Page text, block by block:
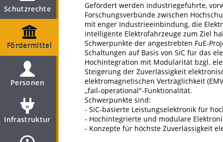
Schutzrechte
Fördermittel
Personen
Infrastruktur
Gefördert werden industriegeführte,
Forschungsverbünde zwischen
mit enger Industrieeinbindung, die
intelligente Elektrofahrzeuge zum Ziel
Schwerpunkte der angestrebten FuE-
Schaltungen auf Basis von SiC für das
Hochintegration mit Modularität bzgl.
Steigerung der Zuverlässigkeit
elektromagnetischen Verträglichkeit
,,fail-operational"-Funktionalität.
Schwerpunkte sind:
- SiC-basierte Leistungselektronik für
- Hochintegrierte und modulare
- Konzepte für höchste Zuverlässigkeit